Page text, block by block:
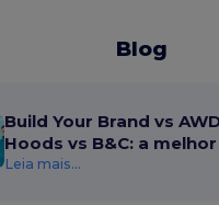
Blog
Build Your Brand vs
Hoods vs B&C: a
Leia mais...